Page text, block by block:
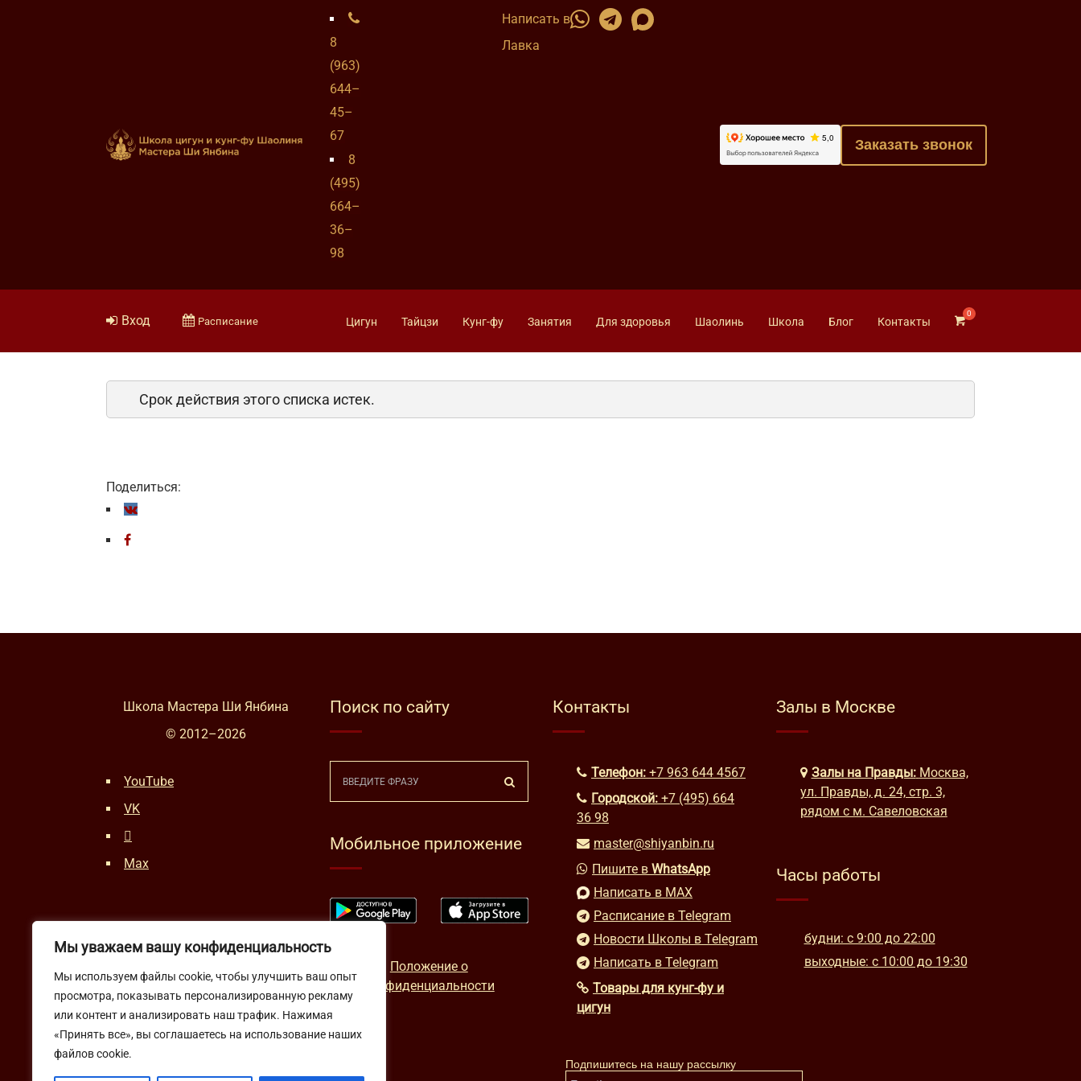
Мы уважаем вашу конфиденциальность
Мы используем файлы cookie, чтобы улучшить ваш опыт
просмотра, показывать персонализированную рекламу
или контент и анализировать наш трафик. Нажимая
«Принять все», вы соглашаетесь на использование наших
файлов cookie.
8
(963)
644–
45–
67
8
(495)
664–
36–
98
Написать в
Лавка
Заказать звонок
Вход Расписание Цигун Тайцзи Кунг-фу Занятия Для здоровья Шаолинь Школа Блог Контакты
Срок действия этого списка истек.
Поделиться:
Школа Мастера Ши Янбина
© 2012–2026
YouTube
VK
Max
Поиск по сайту
Мобильное приложение
Положение о
конфиденциальности
Контакты
Телефон: +7 963 644 4567
Городской: +7 (495) 664
36 98
master@shiyanbin.ru
Пишите в WhatsApp
Написать в MAX
Расписание в Telegram
Новости Школы в Telegram
Написать в Telegram
Товары для кунг-фу и
цигун
Залы в Москве
Залы на Правды: Москва,
ул. Правды, д. 24, стр. 3,
рядом с м. Савеловская
Часы работы
будни: с 9:00 до 22:00
выходные: с 10:00 до 19:30
Подпишитесь на нашу рассылку